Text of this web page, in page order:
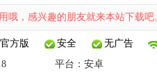
兴趣的朋友就来本站下载吧。
官方版 安全 无广告
平台： 安卓